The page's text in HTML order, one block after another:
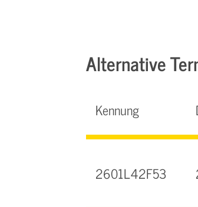
Alternative
Kennung
2601L42F53